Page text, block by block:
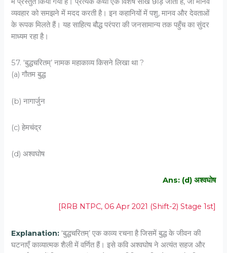
व्यवहार को समझने में मदद करती है। इन कहानियों में पशु, मानव और देवताओं
के रूपक मिलते हैं। यह साहित्य बौद्ध परंपरा की जनसामान्य तक पहुँच का सुंदर
माध्यम रहा है।
57. ‘बुद्धचरितम्’ नामक महाकाव्य किसने लिखा था ?
(a) गौतम बुद्ध
(b) नागार्जुन
(c) हेमचंद्र
(d) अश्वघोष
Ans: (d) अश्वघोष
[RRB NTPC, 06 Apr 2021 (Shift-2) Stage 1st]
Explanation:‘बुद्धचरितम्’ एक काव्य रचना है जिसमें बुद्ध के जीवन की
घटनाएँ काव्यात्मक शैली में वर्णित हैं। इसे कवि अश्वघोष ने अत्यंत सहज और